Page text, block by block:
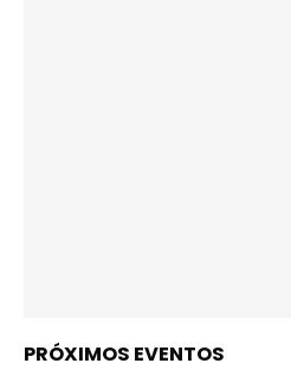
PRÓXIMOS EVENTOS